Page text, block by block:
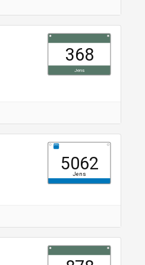
Jens
368
MRRC
Jens
5062